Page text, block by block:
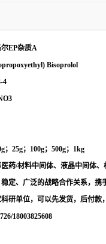
尔EP杂质A
Bisoprolol
4
；25g；100g；500g；1kg
医药/材料中间体、液晶中间体
定、广泛的战略合作关系，携
研单位，可以先发货，后付款
18003825608